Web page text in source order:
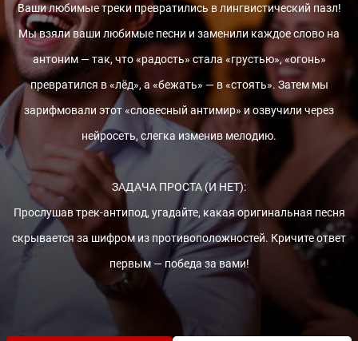
Ваши любимые треки превратились в лингвистический пазл!
Мы взяли ваши любимые песни и заменили каждое слово на
антоним — так, что «радость» стала «грустью», «огонь»
превратился в «лёд», а «бежать» — в «стоять». Затем мы
зарифмовали этот «словесный антимир» и озвучили через
нейросеть, слегка изменив мелодию.
ЗАДАЧА ПРОСТА (И НЕТ):
Прослушав трек-антипод, угадайте, какая оригинальная песня
скрывается за шифром из противоположностей. Кричите ответ
первым — победа за вами!